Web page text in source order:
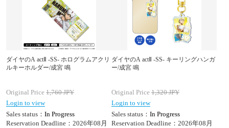
ダイヤのA actⅡ -SS- ホログラムアクリ
ルキーホルダー/成宮 鳴
Original Price 1,760JPY
Login to view
Sales status： In Progress
Reservation Deadline：2026年08月
ダイヤのA actⅡ -SS- キーリングハンガ
ー/成宮 鳴
Original Price 1,320JPY
Login to view
Sales status： In Progress
Reservation Deadline：2026年08月